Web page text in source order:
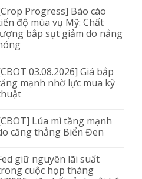
Progress] Báo cáo
độ mùa vụ Mỹ: Chất
bắp sụt giảm do nắng
03.08.2026] Giá bắp
mạnh nhờ lực mua kỹ
Lúa mì tăng mạnh
căng thẳng Biển Đen
giữ nguyên lãi suất
cuộc họp tháng